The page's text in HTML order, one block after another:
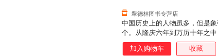
中国历史上的人物虽多，但是
个。从隆庆六年到万历十年之
他比拟的人物。这个时期以前
是混乱，只有在这十年之中，
翠德林图书专营店
加入购物车 收藏